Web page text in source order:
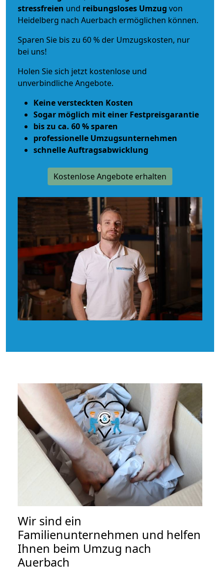
stressfreien und reibungsloses Umzug von
Heidelberg nach Auerbach ermöglichen können.
Sparen Sie bis zu 60 % der Umzugskosten, nur
bei uns!
Holen Sie sich jetzt kostenlose und
unverbindliche Angebote.
Keine versteckten Kosten
Sogar möglich mit einer Festpreisgarantie
bis zu ca. 60 % sparen
professionelle Umzugsunternehmen
schnelle Auftragsabwicklung
Kostenlose Angebote erhalten
Wir sind ein
Familienunternehmen und helfen
Ihnen beim Umzug nach
Auerbach